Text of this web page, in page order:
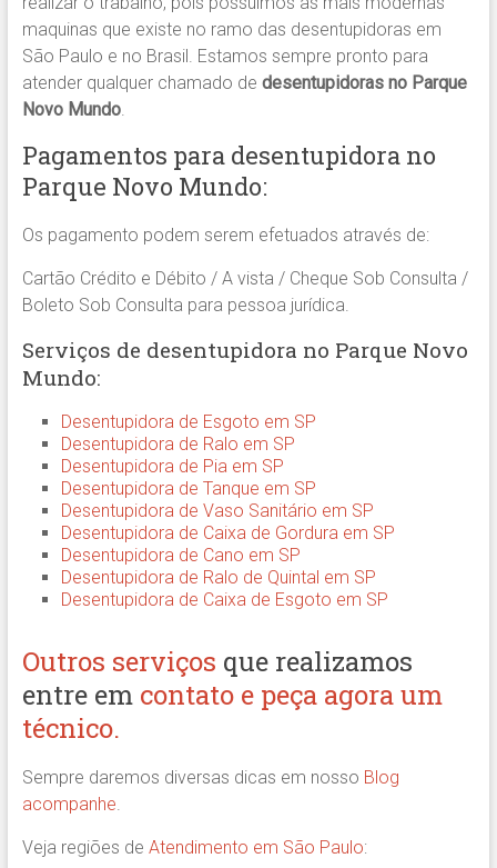
maquinas que existe no ramo das desentupidoras em
São Paulo e no Brasil. Estamos sempre pronto para
atender qualquer chamado de desentupidoras no Parque
Novo Mundo.
Pagamentos para desentupidora no
Parque Novo Mundo:
Os pagamento podem serem efetuados através de:
Cartão Crédito e Débito / A vista / Cheque Sob Consulta /
Boleto Sob Consulta para pessoa jurídica.
Serviços de desentupidora no Parque Novo
Mundo:
Desentupidora de Esgoto em SP
Desentupidora de Ralo em SP
Desentupidora de Pia em SP
Desentupidora de Tanque em SP
Desentupidora de Vaso Sanitário em SP
Desentupidora de Caixa de Gordura em SP
Desentupidora de Cano em SP
Desentupidora de Ralo de Quintal em SP
Desentupidora de Caixa de Esgoto em SP
Outros serviços que realizamos
entre em contato e peça agora um
técnico.
Sempre daremos diversas dicas em nosso Blog
acompanhe.
Veja regiões de Atendimento em São Paulo: